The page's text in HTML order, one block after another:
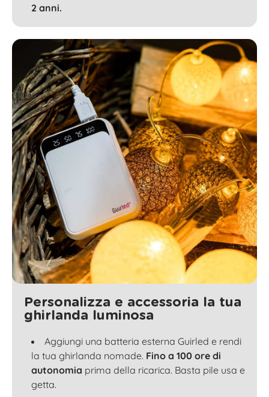
2 anni.
Personalizza e accessoria la tua
ghirlanda luminosa
Aggiungi una batteria esterna Guirled e rendi
la tua ghirlanda nomade. Fino a 100 ore di
autonomia prima della ricarica. Basta pile usa e
getta.